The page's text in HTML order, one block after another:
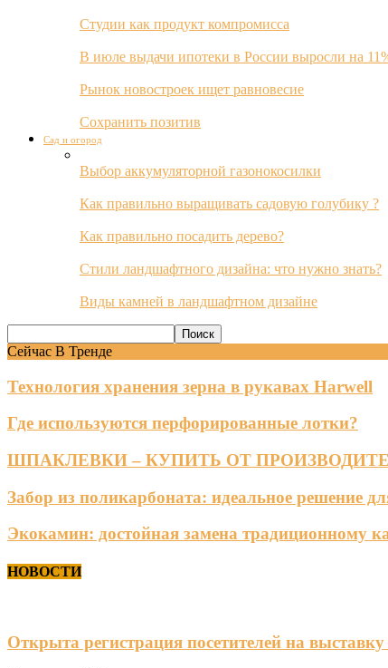
Студии как продукт компромисса
В июле выдачи ипотеки в России выросли на
Рынок новостроек ищет равновесие
Сохранить позитив
Сад и огород
Выбор аккумуляторной газонокосилки
Как правильно выращивать садовую голубику ?
Как правильно посадить дерево?
Стили ландшафтного дизайна: что нужно знать?
Виды камней в ландшафтном дизайне
Сейчас В Тренде
Технология хранения зерна в рукавах Harwell
Где используются перфорированные лотки?
ШПАКЛЕВКИ – КУПИТЬ ОТ
Забор из поликарбоната: идеальное решение
Экокамин: достойная замена традиционному
НОВОСТИ
Открыта регистрация посетителей на